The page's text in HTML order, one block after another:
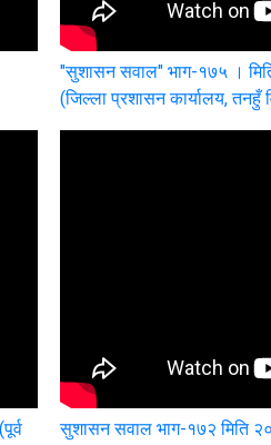
"सुशासन सवाल" भाग-१७५ ।
(जिल्ला प्रशासन कार्यालय, तनहुँ
सुशासन सवाल भाग-१७२ मिति